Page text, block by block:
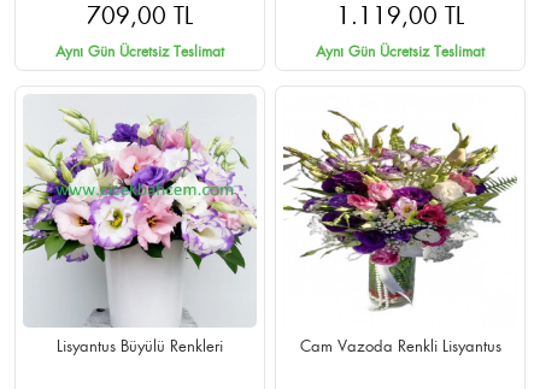
709,00 TL
Aynı Gün Ücretsiz Teslimat
1.119,00 TL
Aynı Gün Ücretsiz Teslimat
Lisyantus Büyülü Renkleri Cam Vazoda Renkli Lisyantus